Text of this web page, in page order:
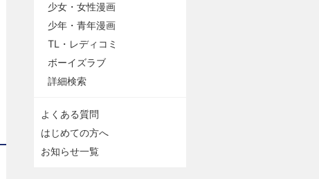
少女・女性漫画
少年・青年漫画
TL・レディコミ
ボーイズラブ
詳細検索
よくある質問
はじめての方へ
お知らせ一覧